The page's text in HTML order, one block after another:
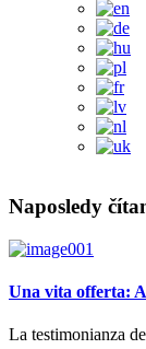
Naposledy
Una vita offerta:
La testimonianza